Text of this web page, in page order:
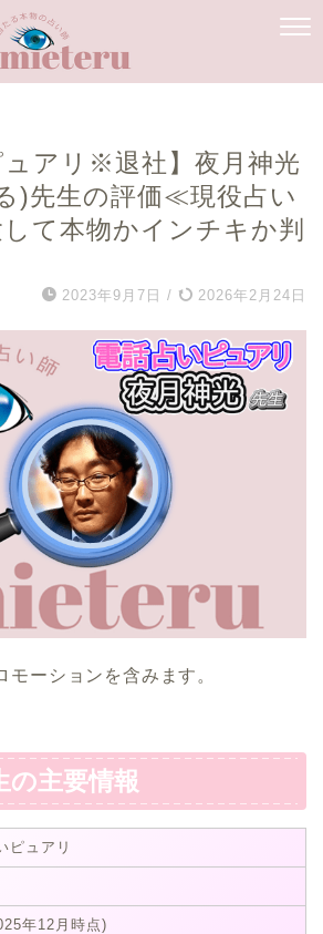
ュアリ※退社】夜月神光
)先生の評価≪現役占い
て本物かインチキか判
2023年9月7日 / 2026年2月24日
ーションを含みます。
の主要情報
ピュアリ
年12月時点)